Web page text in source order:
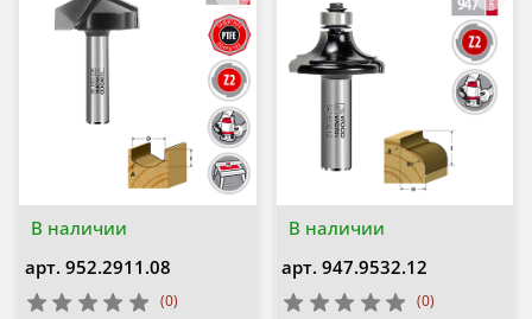
В наличии
арт. 952.2911.08
(0)
В наличии
арт. 947.9532.12
(0)